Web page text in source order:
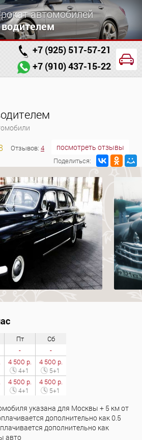
автомобилей
водителем
+7 (925) 517-57-21
+7 (910) 437-15-22
Заказ проката онлайн
Отзывов: 4 посмотреть отзывы
Поделиться:
Пт
Сб
-
-
4 500 р.
4+1
4 500 р.
5+1
4 500 р.
4+1
4 500 р.
5+1
указана для Москвы + 5 км от
дополнительно как 0.5
дополнительно как
авто